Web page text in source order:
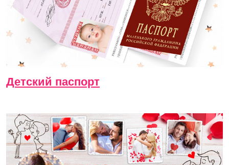
Детский паспорт